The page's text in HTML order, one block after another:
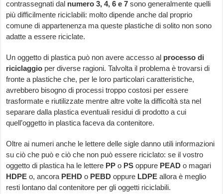
contrassegnati dal numero 3, 4, 6 e 7 sono generalmente quelli
più difficilmente riciclabili: molto dipende anche dal proprio
comune di appartenenza ma queste plastiche di solito non sono
adatte a essere riciclate.
Un oggetto di plastica può non avere accesso al processo di
riciclaggio per diverse ragioni. Talvolta il problema è trovarsi di
fronte a plastiche che, per le loro particolari caratteristiche,
avrebbero bisogno di processi troppo costosi per essere
trasformate e riutilizzate mentre altre volte la difficoltà sta nel
separare dalla plastica eventuali residui di prodotto a cui
quell’oggetto in plastica faceva da contenitore.
Oltre ai numeri anche le lettere delle sigle danno utili informazioni
su ciò che può e ciò che non può essere riciclato: se il vostro
oggetto di plastica ha le lettere PPo PS oppure PEAD o magari
HDPE o, ancora PEHDo PEBD oppure LDPEallora è meglio
resti lontano dal contenitore per gli oggetti riciclabili.